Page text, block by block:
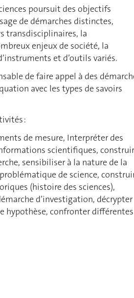
poursuit des objectifs
de démarches distinctes,
transdisciplinaires, la
enjeux de société, la
et d’outils variés.
de faire appel à des
avec les types de savoirs
:
de mesure, Interpréter des
scientifiques,
sensibiliser à la nature de la
de science,
(histoire des sciences),
d’investigation, décrypter
hypothèse, confronter différentes